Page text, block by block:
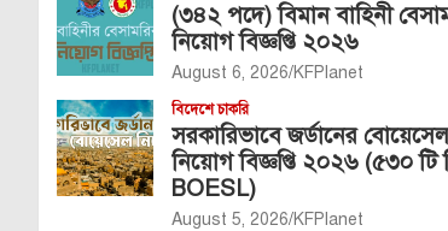
(৩৪২ পদে) বিমান বাহিনী
নিয়োগ বিজ্ঞপ্তি ২০২৬
August 6, 2026 KFPlanet
বিদেশে চাকরি
সরকারিভাবে জর্ডানের বোয়েসেল
নিয়োগ বিজ্ঞপ্তি ২০২৬ (৫৩০ টি
BOESL)
August 5, 2026 KFPlanet